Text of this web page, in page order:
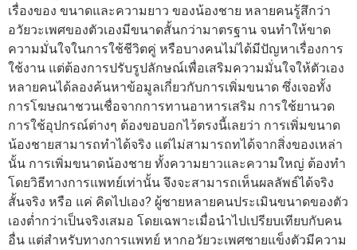
เรื่องของ ขนาดและความยาว ของน้องชาย หลายคนรู้สึกว่า
อวัยวะเพศของตัวเองมีขนาดสั้นกว่ามาตรฐาน จนทำให้ขาด
ความมั่นใจในการใช้ชีวิตคู่ หรือบางคนไม่ได้มีปัญหาเรื่องการ
ใช้งาน แต่ต้องการปรับรูปลักษณ์เพื่อเสริมความมั่นใจให้ตัวเอง
หลายคนได้ลองค้นหาข้อมูลเกี่ยวกับการเพิ่มขนาด ซึ่งเจอทั้ง
การโฆษณาชวนเชื่อจากการทานอาหารเสริม การใช้ยานวด
การใช้อุปกรณ์ต่างๆ ต้องขอบอกไว้ตรงนี้เลยว่า การเพิ่มขนาด
น้องชายสามารถทำได้จริง แต่ไม่สามารถทได้จากสิ่งของเหล่า
นั้น การเพิ่มขนาดน้องชาย ทั้งความยาวและความใหญ่ ต้องทำ
โดยวิธีทางการแพทย์เท่านั้น จึงจะสามารถเห็นผลลัพธ์ได้จริง
สั้นจริง หรือ แค่ คิดไปเอง? ผู้ชายหลายคนประเมินขนาดของตัว
เองต่ำกว่าเป็นจริงเสมอ โดยเฉพาะเมื่อนำไปเปรียบเทียบกับคน
อื่น แต่สำหรับทางการแพทย์ หากอวัยวะเพศชายแข็งตัวมีความ